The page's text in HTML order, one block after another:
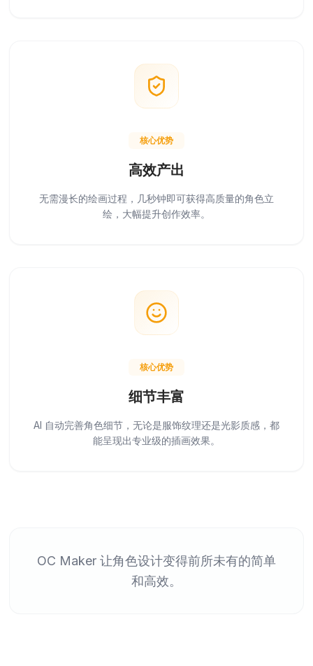
核心优势
高效产出
无需漫长的绘画过程，几秒钟即可获得高质量的角色立
绘，大幅提升创作效率。
核心优势
细节丰富
AI 自动完善角色细节，无论是服饰纹理还是光影质感，都
能呈现出专业级的插画效果。
OC Maker 让角色设计变得前所未有的简单
和高效。